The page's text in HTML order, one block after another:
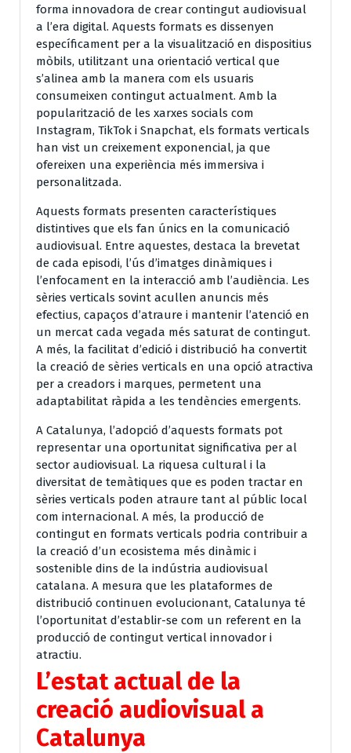
forma innovadora de crear contingut audiovisual
a l’era digital. Aquests formats es dissenyen
específicament per a la visualització en dispositius
mòbils, utilitzant una orientació vertical que
s’alinea amb la manera com els usuaris
consumeixen contingut actualment. Amb la
popularització de les xarxes socials com
Instagram, TikTok i Snapchat, els formats verticals
han vist un creixement exponencial, ja que
ofereixen una experiència més immersiva i
personalitzada.
Aquests formats presenten característiques
distintives que els fan únics en la comunicació
audiovisual. Entre aquestes, destaca la brevetat
de cada episodi, l’ús d’imatges dinàmiques i
l’enfocament en la interacció amb l’audiència. Les
sèries verticals sovint acullen anuncis més
efectius, capaços d’atraure i mantenir l’atenció en
un mercat cada vegada més saturat de contingut.
A més, la facilitat d’edició i distribució ha convertit
la creació de sèries verticals en una opció atractiva
per a creadors i marques, permetent una
adaptabilitat ràpida a les tendències emergents.
A Catalunya, l’adopció d’aquests formats pot
representar una oportunitat significativa per al
sector audiovisual. La riquesa cultural i la
diversitat de temàtiques que es poden tractar en
sèries verticals poden atraure tant al públic local
com internacional. A més, la producció de
contingut en formats verticals podria contribuir a
la creació d’un ecosistema més dinàmic i
sostenible dins de la indústria audiovisual
catalana. A mesura que les plataformes de
distribució continuen evolucionant, Catalunya té
l’oportunitat d’establir-se com un referent en la
producció de contingut vertical innovador i
atractiu.
L’estat actual de la
creació audiovisual a
Catalunya